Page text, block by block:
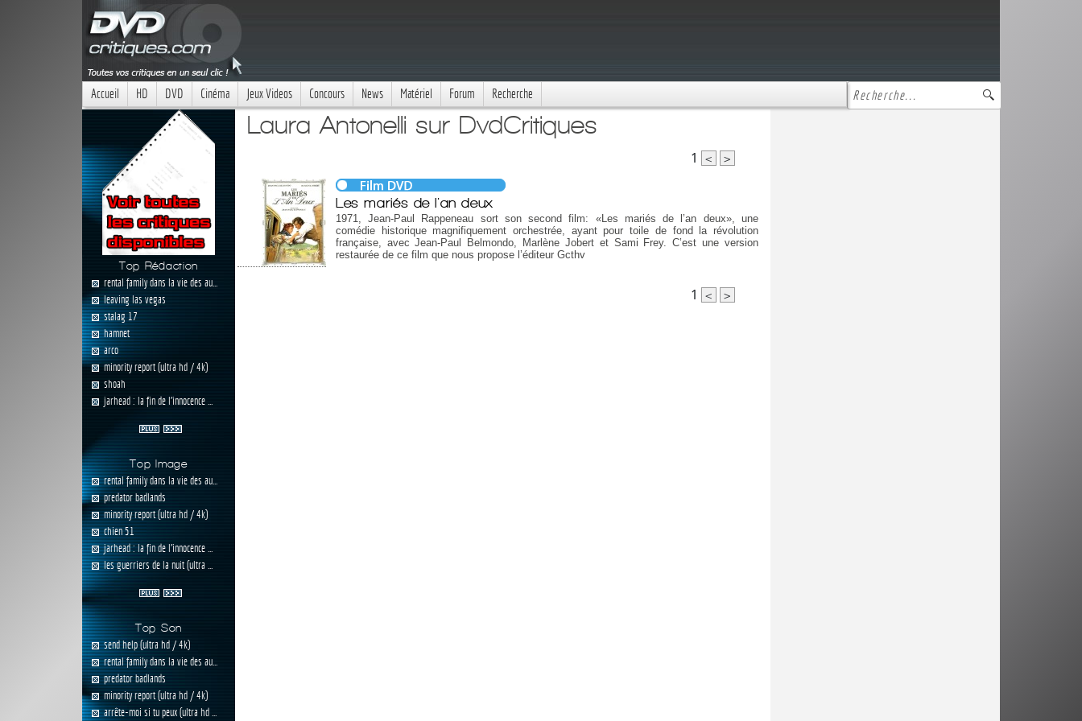
Accueil HD DVD Cinéma Jeux Videos Concours News Matériel Forum Recherche
Top Rédaction
rental family dans la vie des au...
leaving las vegas
stalag 17
hamnet
arco
minority report (ultra hd / 4k)
shoah
jarhead : la fin de l'innocence ...
Top Image
rental family dans la vie des au...
predator badlands
minority report (ultra hd / 4k)
chien 51
jarhead : la fin de l'innocence ...
les guerriers de la nuit (ultra ...
Top Son
send help (ultra hd / 4k)
rental family dans la vie des au...
predator badlands
minority report (ultra hd / 4k)
arrête-moi si tu peux (ultra hd ...
Laura Antonelli sur DvdCritiques
1 < >
Les mariés de l'an deux
1971, Jean-Paul Rappeneau sort son second film: «Les mariés de l’an deux», une
comédie historique magnifiquement orchestrée, ayant pour toile de fond la révolution
française, avec Jean-Paul Belmondo, Marlène Jobert et Sami Frey. C’est une version
restaurée de ce film que nous propose l’éditeur Gcthv
1 < >